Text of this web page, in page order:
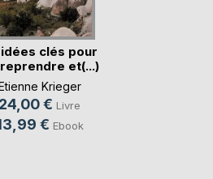
clés pour
et(...)
Krieger
24,00 € Livre
€ Ebook